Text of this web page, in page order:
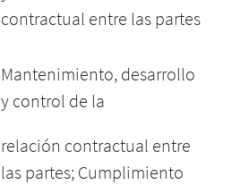
contractual entre las partes
Mantenimiento, desarrollo
y control de la
relación contractual entre
las partes; Cumplimiento